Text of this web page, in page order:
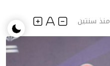
منذ سنتين